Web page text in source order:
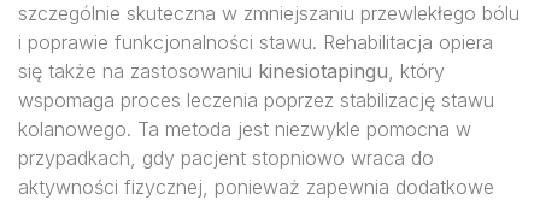
szczególnie skuteczna w zmniejszaniu przewlekłego bólu
i poprawie funkcjonalności stawu. Rehabilitacja opiera
się także na zastosowaniu kinesiotapingu, który
wspomaga proces leczenia poprzez stabilizację stawu
kolanowego. Ta metoda jest niezwykle pomocna w
przypadkach, gdy pacjent stopniowo wraca do
aktywności fizycznej, ponieważ zapewnia dodatkowe